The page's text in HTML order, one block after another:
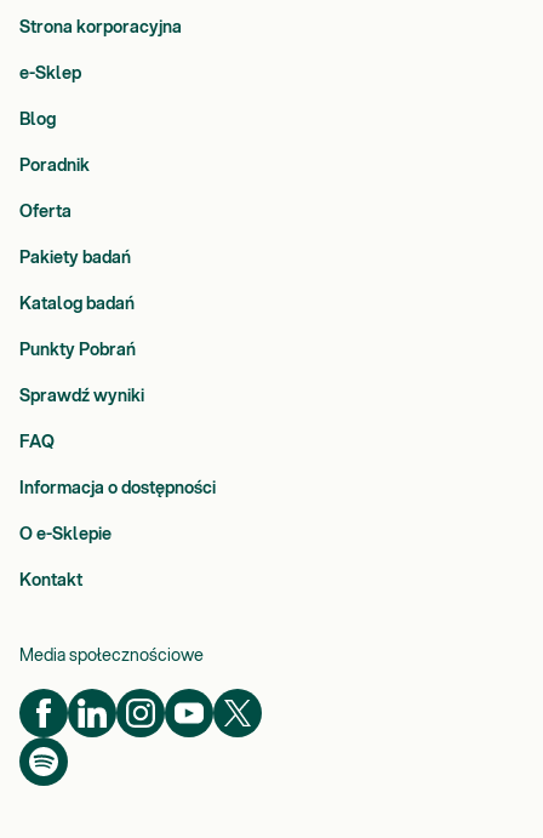
Strona korporacyjna
e-Sklep
Blog
Poradnik
Oferta
Pakiety badań
Katalog badań
Punkty Pobrań
Sprawdź wyniki
FAQ
Informacja o dostępności
O e-Sklepie
Kontakt
Media społecznościowe